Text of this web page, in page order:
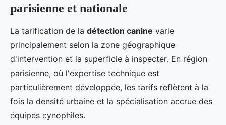
parisienne et nationale
La tarification de la détection canine varie
principalement selon la zone géographique
d'intervention et la superficie à inspecter. En région
parisienne, où l'expertise technique est
particulièrement développée, les tarifs reflètent à la
fois la densité urbaine et la spécialisation accrue des
équipes cynophiles.